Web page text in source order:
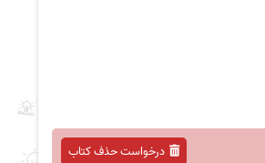
درخواست حذف کتاب